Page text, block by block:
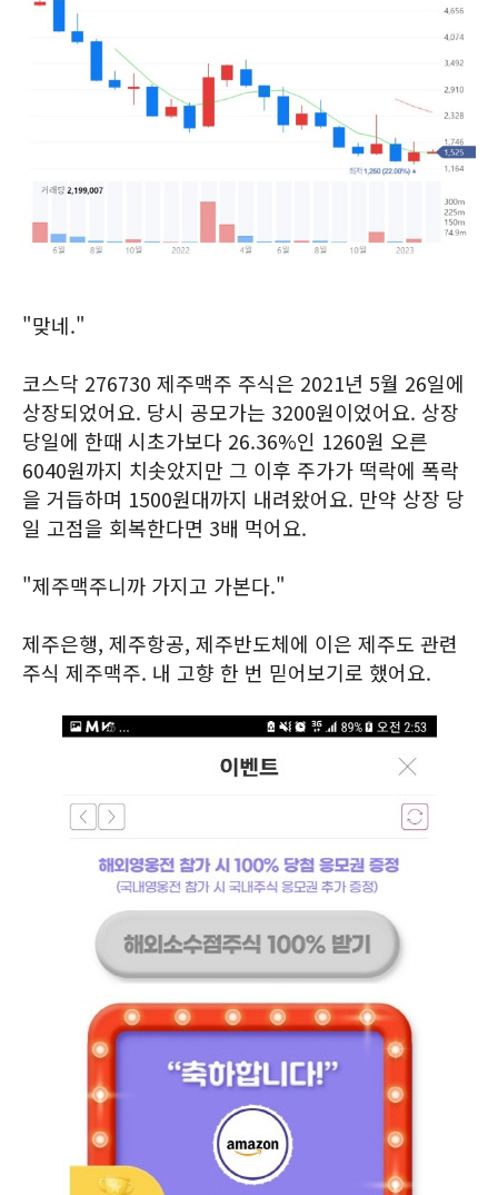
"맞네."
코스닥 276730 제주맥주 주식은 2021년 5월 26일에
상장되었어요. 당시 공모가는 3200원이었어요. 상장
당일에 한때 시초가보다 26.36%인 1260원 오른
6040원까지 치솟았지만 그 이후 주가가 떡락에 폭락
을 거듭하며 1500원대까지 내려왔어요. 만약 상장 당
일 고점을 회복한다면 3배 먹어요.
"제주맥주니까 가지고 가본다."
제주은행, 제주항공, 제주반도체에 이은 제주도 관련
주식 제주맥주. 내 고향 한 번 믿어보기로 했어요.